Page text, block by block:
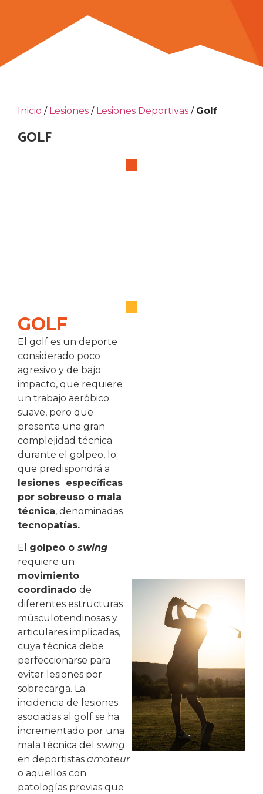
Inicio / Lesiones / Lesiones Deportivas / Golf
GOLF
GOLF
El golf es un deporte
considerado poco
agresivo y de bajo
impacto, que requiere
un trabajo aeróbico
suave, pero que
presenta una gran
complejidad técnica
durante el golpeo, lo
que predispondrá a
lesiones específicas
por sobreuso o mala
técnica, denominadas
tecnopatías.
El golpeo o swing
requiere un
movimiento
coordinado de
diferentes estructuras
músculotendinosas y
articulares implicadas,
cuya técnica debe
perfeccionarse para
evitar lesiones por
sobrecarga. La
incidencia de lesiones
asociadas al golf se ha
incrementado por una
mala técnica del swing
en deportistas amateur
o aquellos con
patologías previas que